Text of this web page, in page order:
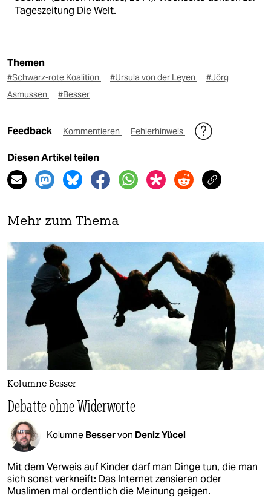
Tageszeitung Die Welt.
Themen
#Schwarz-rote Koalition #Ursula von der Leyen
#Jörg
Asmussen
#Besser
Feedback Kommentieren Fehlerhinweis
Diesen Artikel teilen
Mehr zum Thema
Kolumne Besser
Debatte ohne Widerworte
Kolumne Besservon Deniz Yücel
Mit dem Verweis auf Kinder darf man Dinge tun, die man
sich sonst verkneift: Das Internet zensieren oder
Muslimen mal ordentlich die Meinung geigen.